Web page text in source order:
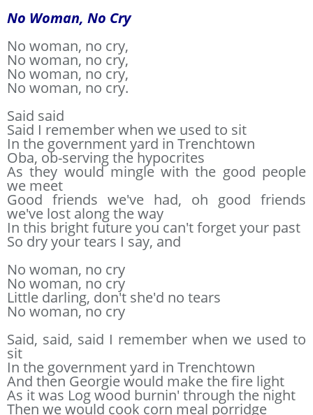
No Woman, No Cry
No woman, no cry,
No woman, no cry,
No woman, no cry,
No woman, no cry.
Said said
Said I remember when we used to sit
In the government yard in Trenchtown
Oba, ob-serving the hypocrites
As they would mingle with the good people
we meet
Good friends we've had, oh good friends
we've lost along the way
In this bright future you can't forget your past
So dry your tears I say, and
No woman, no cry
No woman, no cry
Little darling, don't she'd no tears
No woman, no cry
Said, said, said I remember when we used to
sit
In the government yard in Trenchtown
And then Georgie would make the fire light
As it was Log wood burnin' through the night
Then we would cook corn meal porridge